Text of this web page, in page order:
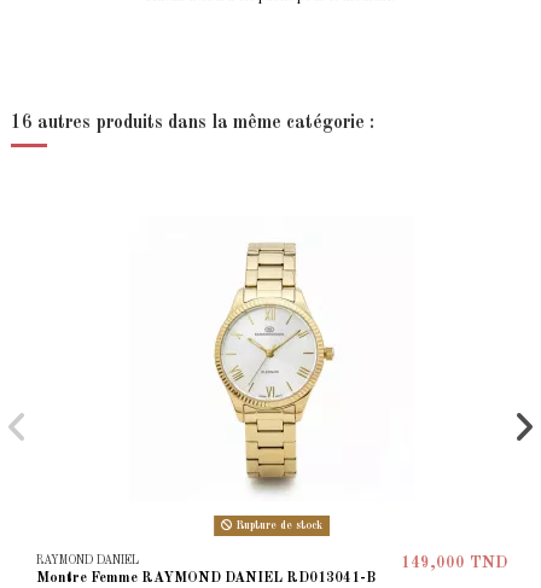
16 autres produits dans la même catégorie :
Rupture de stock
RAYMOND DANIEL
Montre Femme RAYMOND DANIEL RD013041-B
149,000 TND